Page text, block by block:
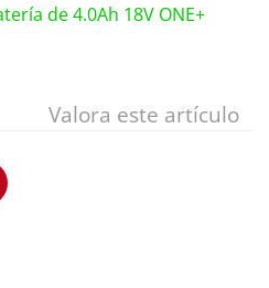
de 4.0Ah 18V ONE+
Valora este artículo